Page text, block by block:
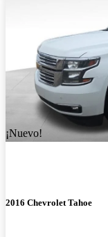
¡Nuevo!
2016 Chevrolet Tahoe